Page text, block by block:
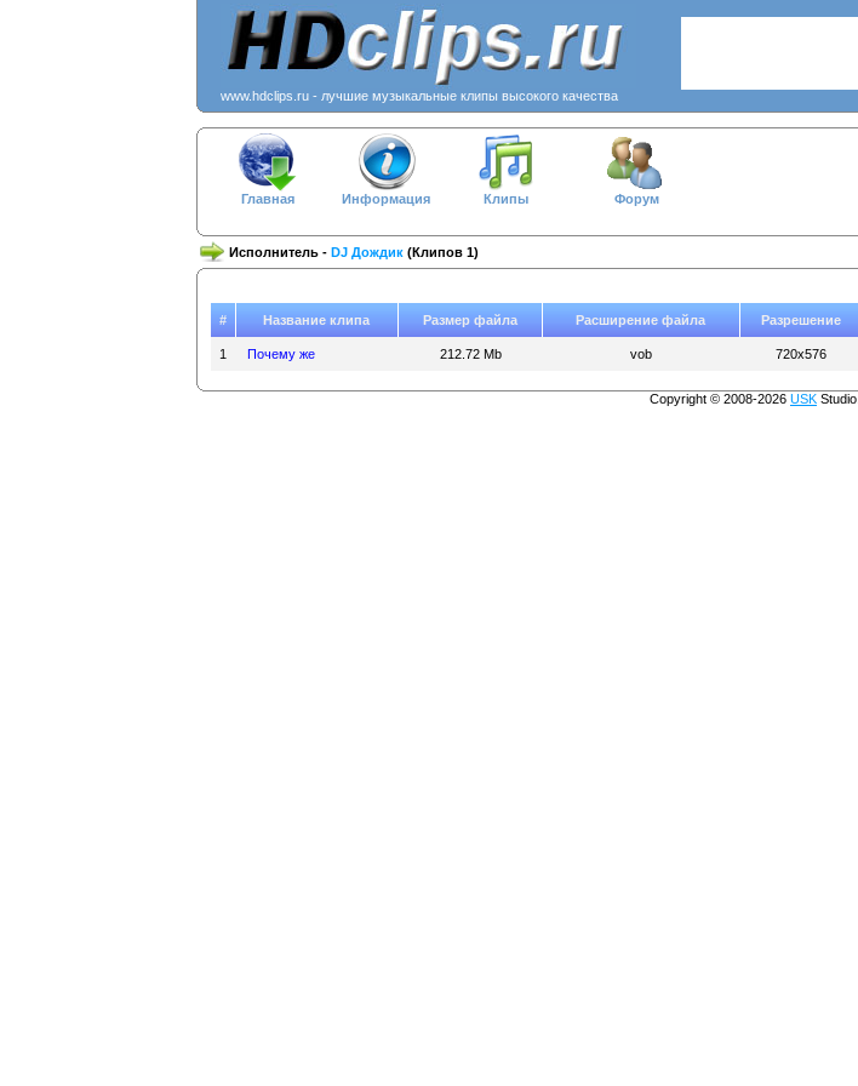
www.hdclips.ru - лучшие музыкальные клипы высокого качества
Главная Информация Клипы Форум
Исполнитель - DJ Дождик (Клипов 1)
# Название клипа Размер файла Расширение файла Разрешение
1 Почему же 212.72 Mb vob 720x576
Copyright © 2008-2026 USK Studio.